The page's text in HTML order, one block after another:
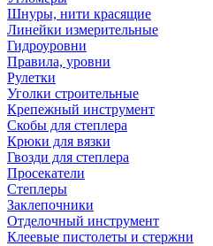
Шнуры, нити красящие
Линейки измерительные
Гидроуровни
Правила, уровни
Рулетки
Уголки строительные
Крепежный инструмент
Скобы для степлера
Крюки для вязки
Гвозди для степлера
Просекатели
Степлеры
Заклепочники
Отделочный инструмент
Клеевые пистолеты и стержни